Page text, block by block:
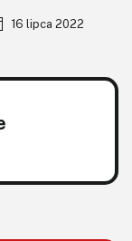
16 lipca 2022